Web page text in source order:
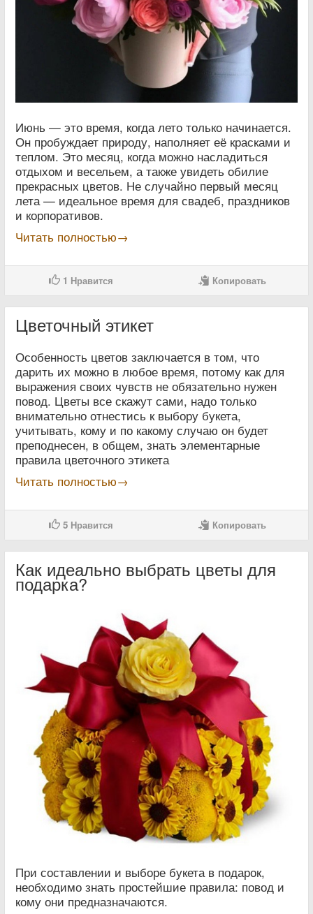
Июнь — это время, когда лето только начинается.
Он пробуждает природу, наполняет её красками и
теплом. Это месяц, когда можно насладиться
отдыхом и весельем, а также увидеть обилие
прекрасных цветов. Не случайно первый месяц
лета — идеальное время для свадеб, праздников
и корпоративов.
Читать полностью→
1 Нравится Копировать
Цветочный этикет
Особенность цветов заключается в том, что
дарить их можно в любое время, потому как для
выражения своих чувств не обязательно нужен
повод. Цветы все скажут сами, надо только
внимательно отнестись к выбору букета,
учитывать, кому и по какому случаю он будет
преподнесен, в общем, знать элементарные
правила цветочного этикета
Читать полностью→
5 Нравится Копировать
Как идеально выбрать цветы для
подарка?
При составлении и выборе букета в подарок,
необходимо знать простейшие правила: повод и
кому они предназначаются.